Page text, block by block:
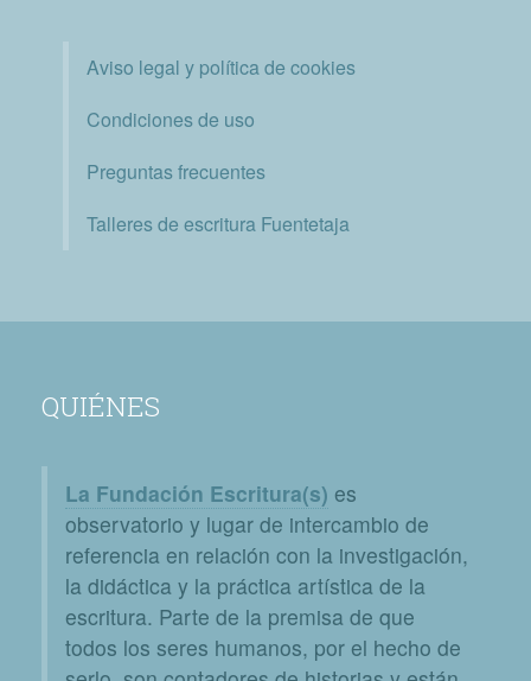
Aviso legal y política de cookies
Condiciones de uso
Preguntas frecuentes
Talleres de escritura Fuentetaja
QUIÉNES
La Fundación Escritura(s) es
observatorio y lugar de intercambio de
referencia en relación con la investigación,
la didáctica y la práctica artística de la
escritura. Parte de la premisa de que
todos los seres humanos, por el hecho de